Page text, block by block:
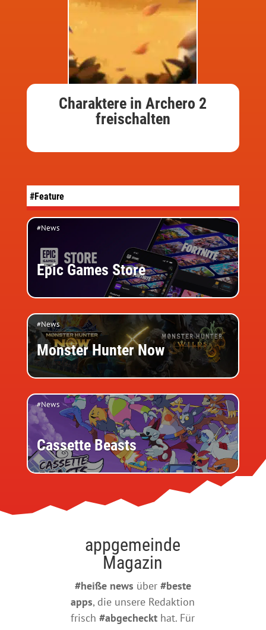
Charaktere in Archero 2
freischalten
#Feature
#News
Epic Games Store
#News
Monster Hunter Now
#News
Cassette Beasts
appgemeinde
Magazin
#heiße news über #beste
apps, die unsere Redaktion
frisch#abgecheckt hat. Für